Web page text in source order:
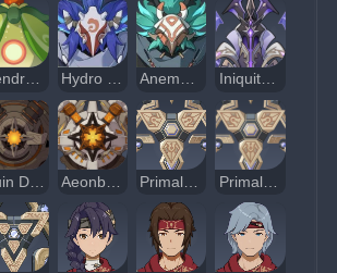
Dendro Specter Hydro Hilichurl Rogue Anemo Hilichurl Rogue Iniquitous Baptist
Ruin Drake: Skywatch